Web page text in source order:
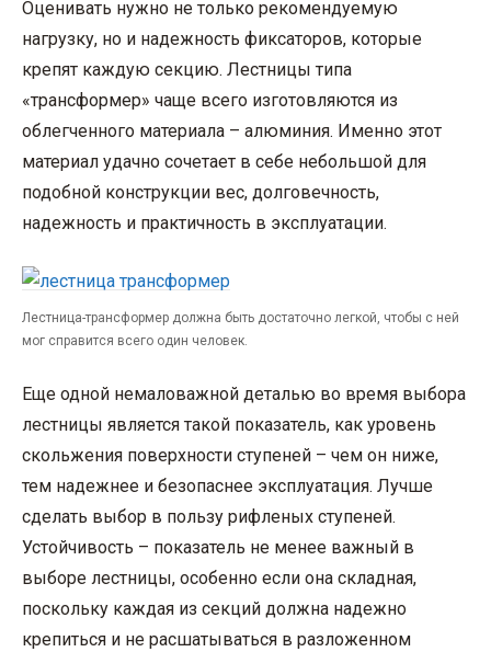
Оценивать нужно не только рекомендуемую
нагрузку, но и надежность фиксаторов, которые
крепят каждую секцию. Лестницы типа
«трансформер» чаще всего изготовляются из
облегченного материала – алюминия. Именно этот
материал удачно сочетает в себе небольшой для
подобной конструкции вес, долговечность,
надежность и практичность в эксплуатации.
Лестница-трансформер должна быть достаточно легкой, чтобы с ней
мог справится всего один человек.
Еще одной немаловажной деталью во время выбора
лестницы является такой показатель, как уровень
скольжения поверхности ступеней – чем он ниже,
тем надежнее и безопаснее эксплуатация. Лучше
сделать выбор в пользу рифленых ступеней.
Устойчивость – показатель не менее важный в
выборе лестницы, особенно если она складная,
поскольку каждая из секций должна надежно
крепиться и не расшатываться в разложенном